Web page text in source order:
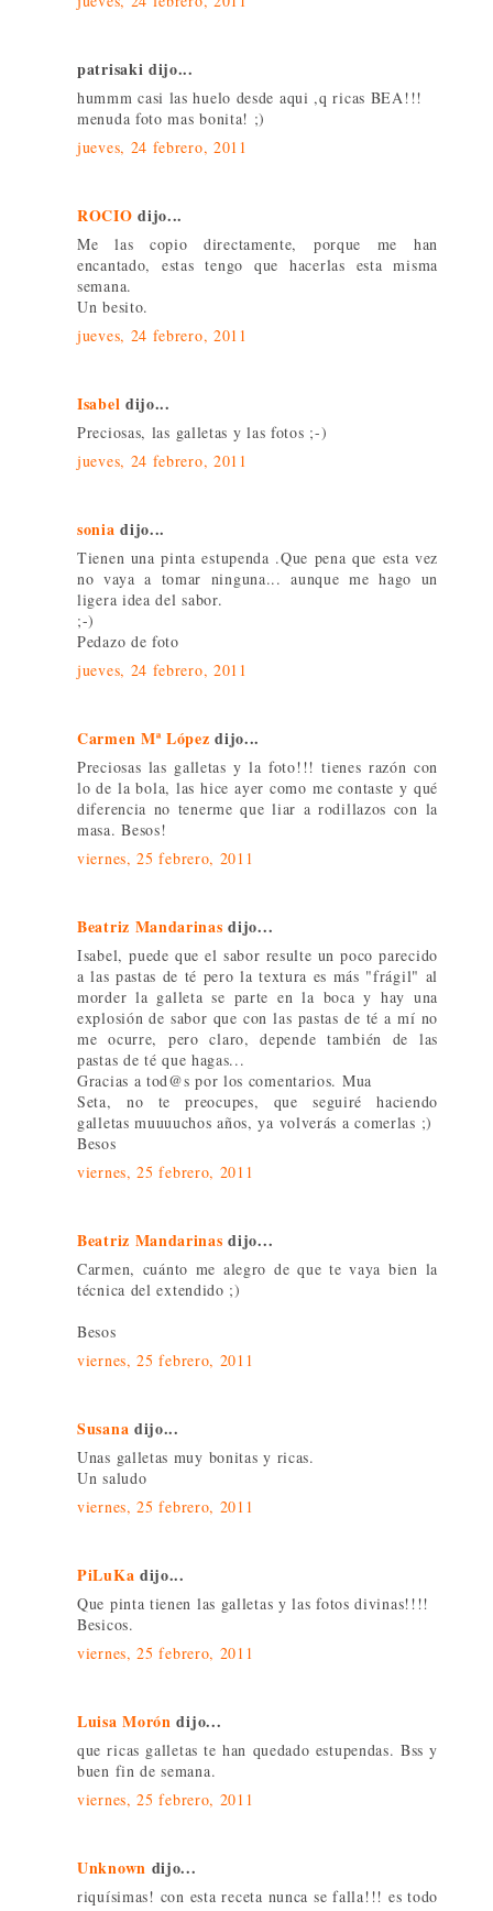
patrisaki dijo...
hummm casi las huelo desde aqui ,q ricas BEA!!!
menuda foto mas bonita! ;)
jueves, 24 febrero, 2011
ROCIO dijo...
Me las copio directamente, porque me han
encantado, estas tengo que hacerlas esta misma
semana.
Un besito.
jueves, 24 febrero, 2011
Isabel dijo...
Preciosas, las galletas y las fotos ;-)
jueves, 24 febrero, 2011
sonia dijo...
Tienen una pinta estupenda .Que pena que esta vez
no vaya a tomar ninguna... aunque me hago un
ligera idea del sabor.
;-)
Pedazo de foto
jueves, 24 febrero, 2011
Carmen Mª López dijo...
Preciosas las galletas y la foto!!! tienes razón con
lo de la bola, las hice ayer como me contaste y qué
diferencia no tenerme que liar a rodillazos con la
masa. Besos!
viernes, 25 febrero, 2011
Beatriz Mandarinas dijo...
Isabel, puede que el sabor resulte un poco parecido
a las pastas de té pero la textura es más "frágil" al
morder la galleta se parte en la boca y hay una
explosión de sabor que con las pastas de té a mí no
me ocurre, pero claro, depende también de las
pastas de té que hagas...
Gracias a tod@s por los comentarios. Mua
Seta, no te preocupes, que seguiré haciendo
galletas muuuuchos años, ya volverás a comerlas ;)
Besos
viernes, 25 febrero, 2011
Beatriz Mandarinas dijo...
Carmen, cuánto me alegro de que te vaya bien la
técnica del extendido ;)
Besos
viernes, 25 febrero, 2011
Susana dijo...
Unas galletas muy bonitas y ricas.
Un saludo
viernes, 25 febrero, 2011
PiLuKa dijo...
Que pinta tienen las galletas y las fotos divinas!!!!
Besicos.
viernes, 25 febrero, 2011
Luisa Morón dijo...
que ricas galletas te han quedado estupendas. Bss y
buen fin de semana.
viernes, 25 febrero, 2011
Unknown dijo...
riquísimas! con esta receta nunca se falla!!! es todo